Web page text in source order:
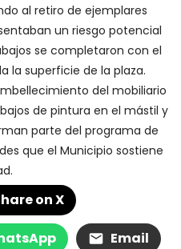
al retiro de ejemplares
un riesgo potencial
se completaron con el
la superficie de la plaza.
del mobiliario
de pintura en el mástil y
parte del programa de
que el Municipio sostiene
on X
Email